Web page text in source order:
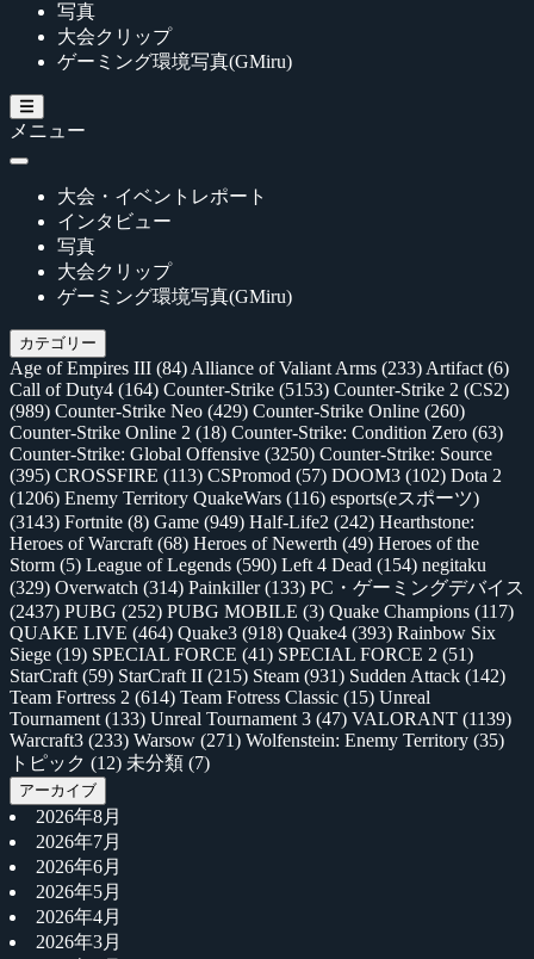
写真
大会クリップ
ゲーミング環境写真(GMiru)
メニュー
大会・イベントレポート
インタビュー
写真
大会クリップ
ゲーミング環境写真(GMiru)
カテゴリー
Age of Empires III (84) Alliance of Valiant Arms (233) Artifact (6)
Call of Duty4 (164) Counter-Strike (5153) Counter-Strike 2 (CS2)
(989) Counter-Strike Neo (429) Counter-Strike Online (260)
Counter-Strike Online 2 (18) Counter-Strike: Condition Zero (63)
Counter-Strike: Global Offensive (3250) Counter-Strike: Source
(395) CROSSFIRE (113) CSPromod (57) DOOM3 (102) Dota 2
(1206) Enemy Territory QuakeWars (116) esports(eスポーツ)
(3143) Fortnite (8) Game (949) Half-Life2 (242) Hearthstone:
Heroes of Warcraft (68) Heroes of Newerth (49) Heroes of the
Storm (5) League of Legends (590) Left 4 Dead (154) negitaku
(329) Overwatch (314) Painkiller(133) PC・ゲーミングデバイス
(2437) PUBG (252) PUBG MOBILE (3) Quake Champions (117)
QUAKE LIVE (464) Quake3 (918) Quake4 (393) Rainbow Six
Siege (19) SPECIAL FORCE (41) SPECIAL FORCE 2 (51)
StarCraft (59) StarCraft II (215) Steam (931) Sudden Attack (142)
Team Fortress 2 (614) Team Fotress Classic (15) Unreal
Tournament (133) Unreal Tournament 3 (47) VALORANT (1139)
Warcraft3 (233) Warsow (271) Wolfenstein: Enemy Territory (35)
トピック (12) 未分類 (7)
アーカイブ
2026年8月
2026年7月
2026年6月
2026年5月
2026年4月
2026年3月